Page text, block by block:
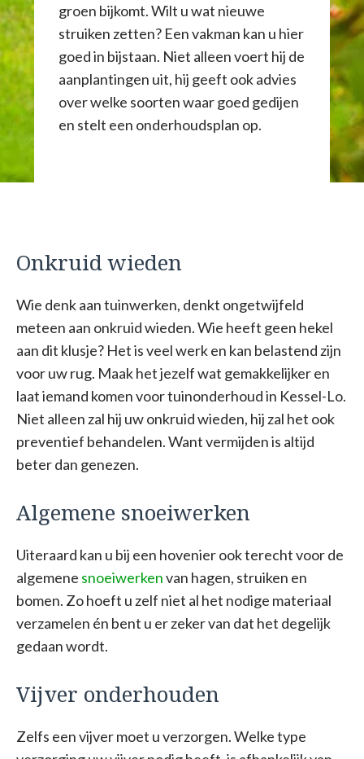
groen bijkomt. Wilt u wat nieuwe
struiken zetten? Een vakman kan u hier
goed in bijstaan. Niet alleen voert hij de
aanplantingen uit, hij geeft ook advies
over welke soorten waar goed gedijen
en stelt een onderhoudsplan op.
Onkruid wieden
Wie denk aan tuinwerken, denkt ongetwijfeld
meteen aan onkruid wieden. Wie heeft geen hekel
aan dit klusje? Het is veel werk en kan belastend zijn
voor uw rug. Maak het jezelf wat gemakkelijker en
laat iemand komen voor tuinonderhoud in Kessel-Lo.
Niet alleen zal hij uw onkruid wieden, hij zal het ook
preventief behandelen. Want vermijden is altijd
beter dan genezen.
Algemene snoeiwerken
Uiteraard kan u bij een hovenier ook terecht voor de
algemene snoeiwerkenvan hagen, struiken en
bomen. Zo hoeft u zelf niet al het nodige materiaal
verzamelen én bent u er zeker van dat het degelijk
gedaan wordt.
Vijver onderhouden
Zelfs een vijver moet u verzorgen. Welke type